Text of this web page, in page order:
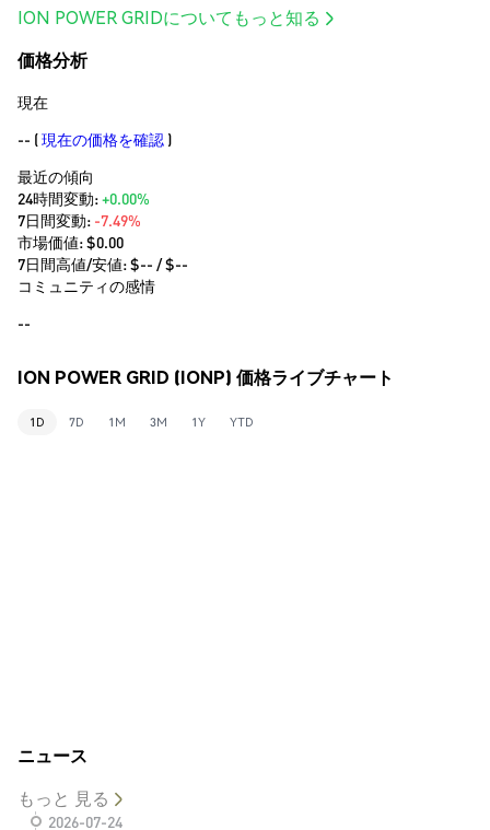
ION POWER GRIDについてもっと知る
価格分析
現在
-- (現在の価格を確認 )
最近の傾向
24時間変動:+0.00%
7日間変動: -7.49%
市場価値:$0.00
7日間高値/安値: $-- / $--
コミュニティの感情
--
ION POWER GRID (IONP) 価格ライブチャート
1D 7D 1M 3M 1Y YTD
ニュース
もっと 見る
2026-07-24